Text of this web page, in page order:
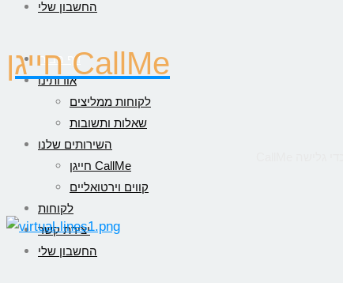
החשבון שלי
דף הבית
אודותינו
לקוחות ממליצים
שאלות ותשובות
השירותים שלנו
חייגן CallMe
קווים וירטואליים
לקוחות
יצירת קשר
החשבון שלי
חייגן CallMe